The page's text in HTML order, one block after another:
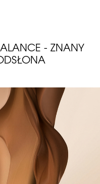
- ZNANY